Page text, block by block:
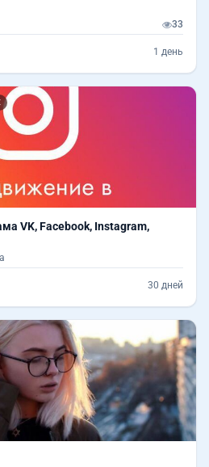
33
1 день
VK, Facebook, Instagram,
30 дней